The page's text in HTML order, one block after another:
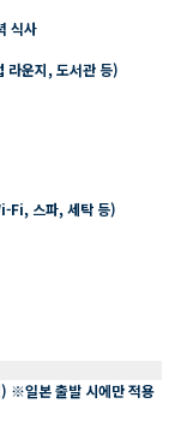
식사
라운지, 도서관 등)
Fi, 스파, 세탁 등)
※일본 출발 시에만 적용